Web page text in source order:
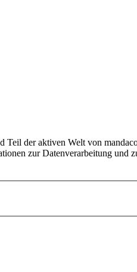
der aktiven Welt von
zur Datenverarbeitung und